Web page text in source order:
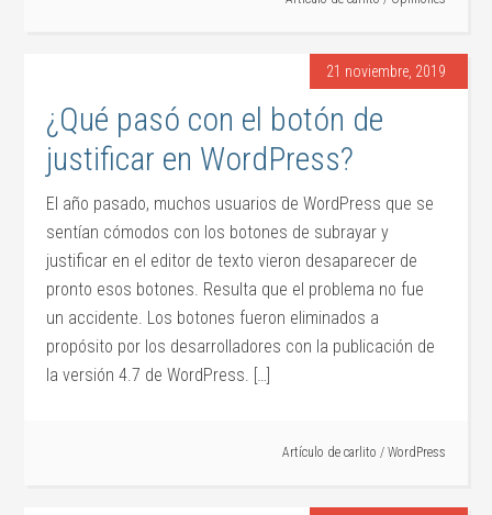
21 noviembre, 2019
¿Qué pasó con el botón de
justificar en WordPress?
El año pasado, muchos usuarios de WordPress que se
sentían cómodos con los botones de subrayar y
justificar en el editor de texto vieron desaparecer de
pronto esos botones. Resulta que el problema no fue
un accidente. Los botones fueron eliminados a
propósito por los desarrolladores con la publicación de
la versión 4.7 de WordPress. […]
Artículo de carlito / WordPress